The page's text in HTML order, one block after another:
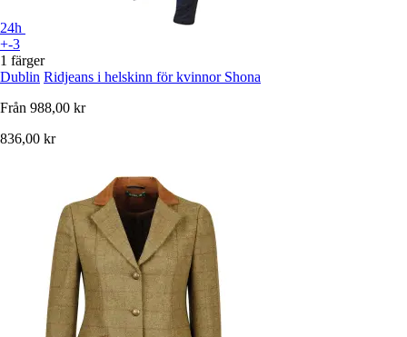
24h
+-3
1 färger
Dublin Ridjeans i helskinn för kvinnor Shona
Från 988,00 kr
836,00 kr